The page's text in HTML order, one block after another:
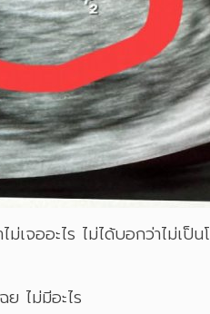
ออะไร ไม่ได้บอกว่าไม่เป็น
ไม่มีอะไร